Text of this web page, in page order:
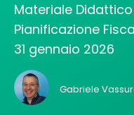
Materiale
Pianificazione
31 gennaio 2026
Gabriele